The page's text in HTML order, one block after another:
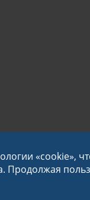
«cookie»,
Продолжая